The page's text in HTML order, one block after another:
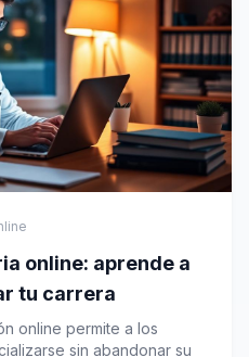
online: aprende a
tu carrera
online permite a los
sin abandonar su